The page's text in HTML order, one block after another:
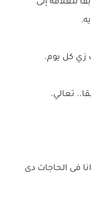
للعلامة إلى
زي كل يوم.
تعالي.
فى الحاجات دى